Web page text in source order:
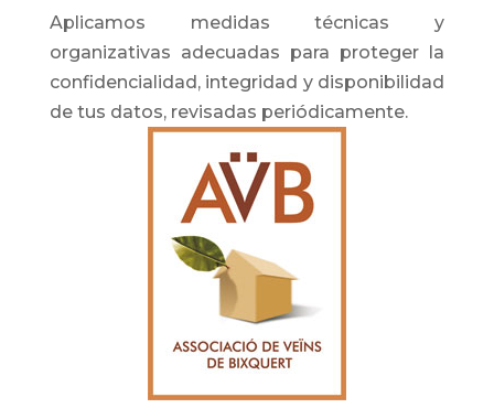
Aplicamos medidas técnicas y
organizativas adecuadas para proteger la
confidencialidad, integridad y disponibilidad
de tus datos, revisadas periódicamente.